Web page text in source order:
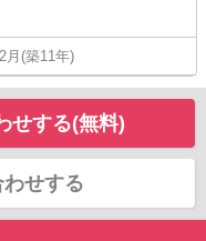
月(築11年)
せする(無料)
せする